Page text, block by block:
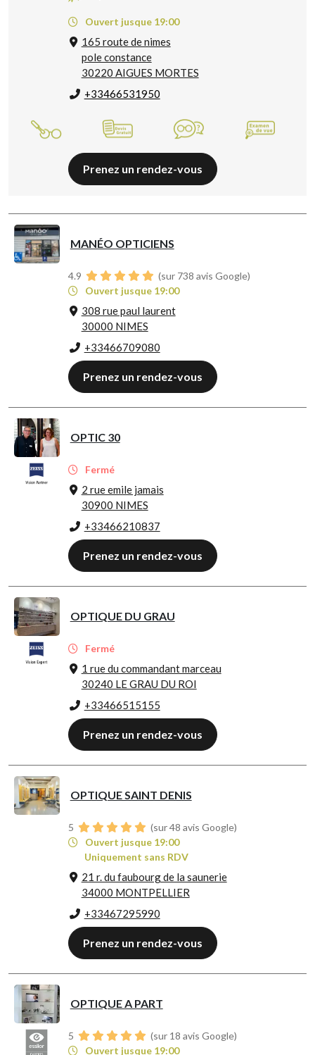
Ouvert jusque 19:00
165 route de nimes
pole constance
30220 AIGUES MORTES
+33466531950
Prenez un rendez-vous
MANÉO OPTICIENS
4.9
(sur 738 avis Google)
Ouvert jusque 19:00
308 rue paul laurent
30000 NIMES
+33466709080
Prenez un rendez-vous
OPTIC 30
Fermé
2 rue emile jamais
30900 NIMES
+33466210837
Prenez un rendez-vous
OPTIQUE DU GRAU
Fermé
1 rue du commandant marceau
30240 LE GRAU DU ROI
+33466515155
Prenez un rendez-vous
OPTIQUE SAINT DENIS
5
(sur 48 avis Google)
Ouvert jusque 19:00
Uniquement sans RDV
21 r. du faubourg de la saunerie
34000 MONTPELLIER
+33467295990
Prenez un rendez-vous
OPTIQUE A PART
5
(sur 18 avis Google)
Ouvert jusque 19:00